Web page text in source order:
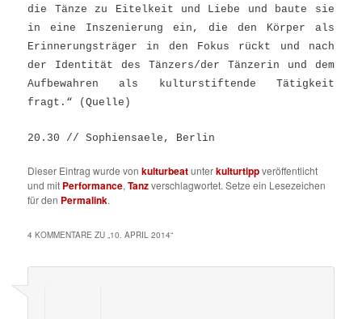
die Tänze zu Eitelkeit und Liebe und baute sie
in eine Inszenierung ein, die den Körper als
Erinnerungsträger in den Fokus rückt und nach
der Identität des Tänzers/der Tänzerin und dem
Aufbewahren als kulturstiftende Tätigkeit
fragt.“ (Quelle )
20.30 // Sophiensaele, Berlin
Dieser Eintrag wurde vonkulturbeatunterkulturtippveröffentlicht
und mit Performance,Tanzverschlagwortet. Setze ein Lesezeichen
für den Permalink.
4 KOMMENTARE ZU „10. APRIL 2014“